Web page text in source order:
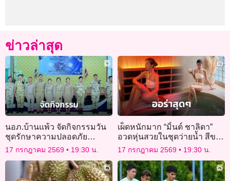
ข่าวล่าสุด
นอภ.บ้านแพ้ว จัดกิจกรรมวัน
ชุดรักษาความปลอดภัย
หมู่บ้าน ประจำปี 2569
17 กรกฎาคม 2569 19:30 น.
เผ็ดหนักมาก “มิ้นต์ ชาลิดา”
อวดหุ่นสวยในชุดว่ายน้ำ สีขาว
สะอาดจนต้องกดไลก์ให้รัวๆ
17 กรกฎาคม 2569 19:30 น.